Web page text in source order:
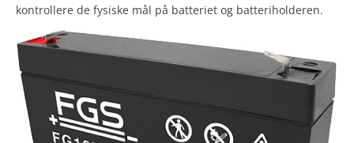
kontrollere de fysiske mål på batteriet og batteriholderen.